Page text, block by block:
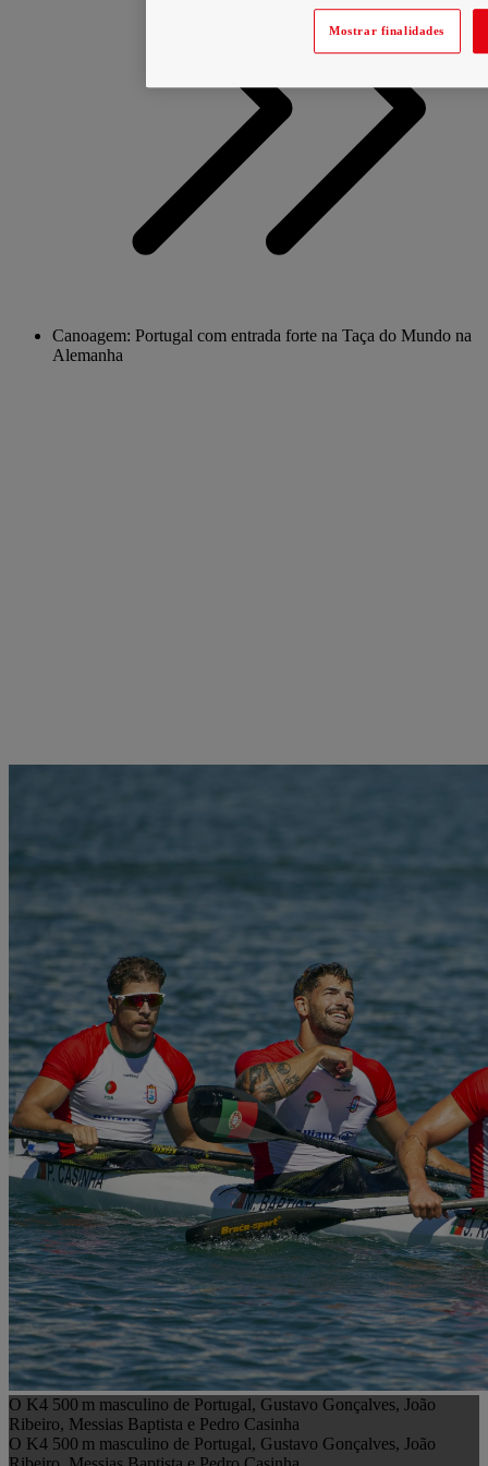
Canoagem: Portugal com entrada forte na Taça do Mundo na
Alemanha
O K4 500 m masculino de Portugal, Gustavo Gonçalves, João
Ribeiro, Messias Baptista e Pedro Casinha
O K4 500 m masculino de Portugal, Gustavo Gonçalves, João
Mostrar finalidades